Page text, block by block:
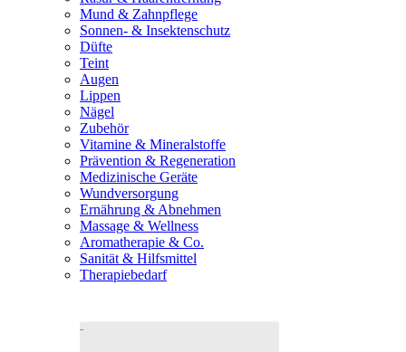
Mund & Zahnpflege
Sonnen- & Insektenschutz
Düfte
Teint
Augen
Lippen
Nägel
Zubehör
Vitamine & Mineralstoffe
Prävention & Regeneration
Medizinische Geräte
Wundversorgung
Ernährung & Abnehmen
Massage & Wellness
Aromatherapie & Co.
Sanität & Hilfsmittel
Therapiebedarf